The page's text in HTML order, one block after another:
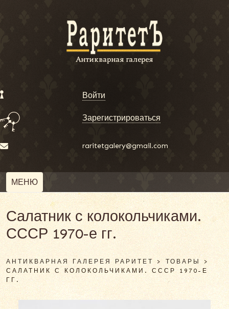
Войти
Зарегистрироваться
raritetgalery@gmail.com
МЕНЮ
Салатник с колокольчиками.
СССР 1970-е гг.
АНТИКВАРНАЯ ГАЛЕРЕЯ РАРИТЕТ > ТОВАРЫ >
САЛАТНИК С КОЛОКОЛЬЧИКАМИ. СССР 1970-Е
ГГ.